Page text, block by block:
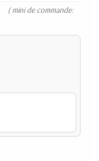
( mini de commande: